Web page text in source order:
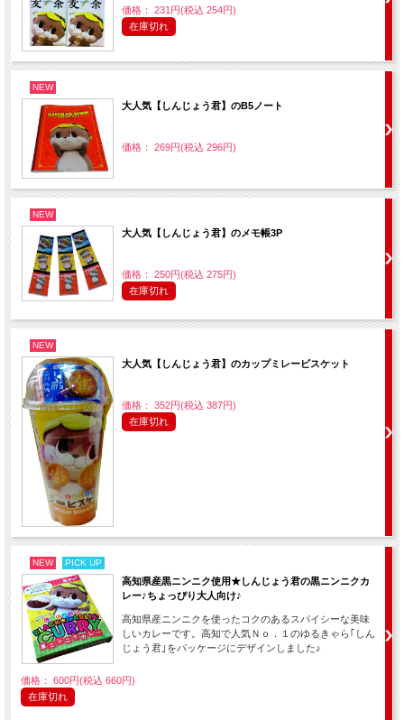
価格： 231円(税込 254円)
在庫切れ
NEW
大人気【しんじょう君】のB5ノート
価格： 269円(税込 296円)
NEW
大人気【しんじょう君】のメモ帳3P
価格： 250円(税込 275円)
在庫切れ
NEW
大人気【しんじょう君】のカップミレービスケット
価格： 352円(税込 387円)
在庫切れ
NEW PICK UP
高知県産黒ニンニク使用★しんじょう君の黒ニンニクカ
レー♪ちょっぴり大人向け♪
高知県産ニンニクを使ったコクのあるスパイシーな美味
しいカレーです。高知で人気Ｎｏ．１のゆるきゃら｢しん
じょう君｣をパッケージにデザインしました♪
価格： 600円(税込 660円)
在庫切れ